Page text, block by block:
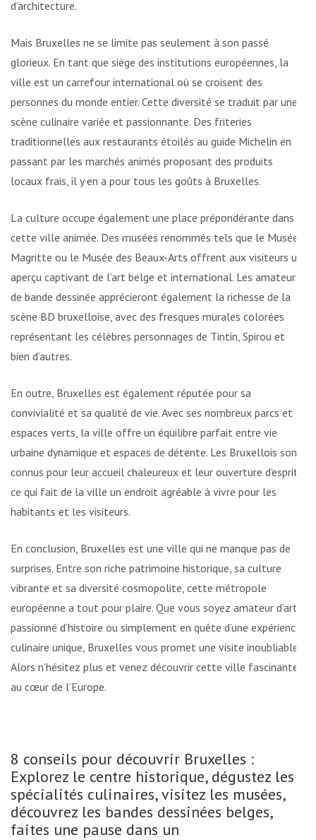
d’architecture.
Mais Bruxelles ne se limite pas seulement à son passé
glorieux. En tant que siège des institutions européennes, la
ville est un carrefour international où se croisent des
personnes du monde entier. Cette diversité se traduit par une
scène culinaire variée et passionnante. Des friteries
traditionnelles aux restaurants étoilés au guide Michelin en
passant par les marchés animés proposant des produits
locaux frais, il y en a pour tous les goûts à Bruxelles.
La culture occupe également une place prépondérante dans
cette ville animée. Des musées renommés tels que le Musée
Magritte ou le Musée des Beaux-Arts offrent aux visiteurs un
aperçu captivant de l’art belge et international. Les amateurs
de bande dessinée apprécieront également la richesse de la
scène BD bruxelloise, avec des fresques murales colorées
représentant les célèbres personnages de Tintin, Spirou et
bien d’autres.
En outre, Bruxelles est également réputée pour sa
convivialité et sa qualité de vie. Avec ses nombreux parcs et
espaces verts, la ville offre un équilibre parfait entre vie
urbaine dynamique et espaces de détente. Les Bruxellois sont
connus pour leur accueil chaleureux et leur ouverture d’esprit,
ce qui fait de la ville un endroit agréable à vivre pour les
habitants et les visiteurs.
En conclusion, Bruxelles est une ville qui ne manque pas de
surprises. Entre son riche patrimoine historique, sa culture
vibrante et sa diversité cosmopolite, cette métropole
européenne a tout pour plaire. Que vous soyez amateur d’art,
passionné d’histoire ou simplement en quête d’une expérience
culinaire unique, Bruxelles vous promet une visite inoubliable.
Alors n’hésitez plus et venez découvrir cette ville fascinante
au cœur de l’Europe.
8 conseils pour découvrir Bruxelles :
Explorez le centre historique, dégustez les
spécialités culinaires, visitez les musées,
découvrez les bandes dessinées belges,
faites une pause dans un